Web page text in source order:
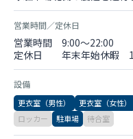
営業時間／定休日
営業時間 9:00〜22:00
定休日 年末年始休暇
設備
更衣室（男性） 更衣室（女性）
ロッカー
駐車場 待合室